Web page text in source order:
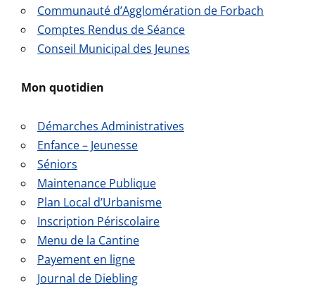
Communauté d’Agglomération de Forbach
Comptes Rendus de Séance
Conseil Municipal des Jeunes
Mon quotidien
Démarches Administratives
Enfance – Jeunesse
Séniors
Maintenance Publique
Plan Local d’Urbanisme
Inscription Périscolaire
Menu de la Cantine
Payement en ligne
Journal de Diebling